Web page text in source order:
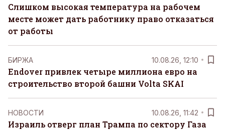
Слишком высокая температура на рабочем
месте может дать работнику право отказаться
от работы
БИРЖА 10.08.26, 12:10
Endover привлек четыре миллиона евро на
строительство второй башни Volta SKAI
НОВОСТИ 10.08.26, 11:42
Израиль отверг план Трампа по сектору Газа